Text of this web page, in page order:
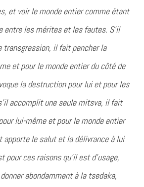
et voir le monde entier comme étant
entre les mérites et les fautes. S’il
transgression, il fait pencher la
et pour le monde entier du côté de
la destruction pour lui et pour les
accomplit une seule mitsva, il fait
lui-même et pour le monde entier
apporte le salut et la délivrance à lui
pour ces raisons qu’il est d’usage,
abondamment à la tsedaka,